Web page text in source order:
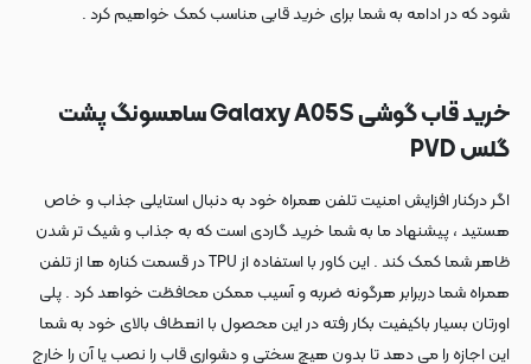
شود که در ادامه به شما برای خرید قابی مناسب کمک خواهیم کرد .
خرید قاب گوشی Galaxy A05S سامسونگ پشت
گلس PVD
اگر درکنار افزایش امنیت تلفن همراه خود به دنبال استایلی جذاب و خاص
هستید ، پیشنهاد ما به شما خرید گاردی است که به جذاب و شیک تر شدن
ظاهر شما کمک کند . این کاور با استفاده از TPU در قسمت کناره ها از تلفن
همراه شما دربرابر هرگونه ضربه و آسیب ممکن محافظت خواهد کرد . پلی
اورتان بسیار باکیفیت بکار رفته در این محصول با انعطاف بالای خود به شما
این اجازه را می دهد تا بدون هیچ سختی و دشواری قاب را نصب یا آن را خارج